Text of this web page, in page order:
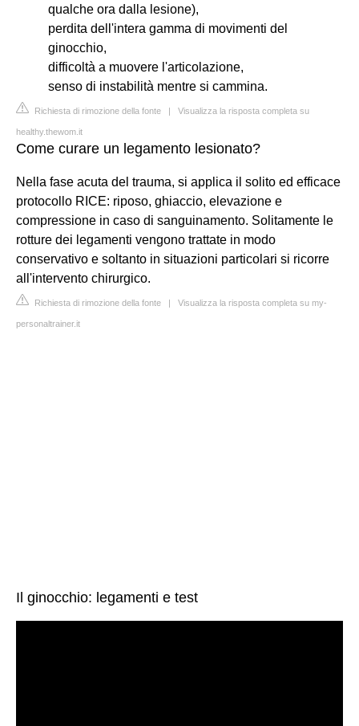
qualche ora dalla lesione),
perdita dell'intera gamma di movimenti del
ginocchio,
difficoltà a muovere l'articolazione,
senso di instabilità mentre si cammina.
Richiesta di rimozione della fonte | Visualizza la risposta completa su
healthy.thewom.it
Come curare un legamento lesionato?
Nella fase acuta del trauma, si applica il solito ed efficace
protocollo RICE: riposo, ghiaccio, elevazione e
compressione in caso di sanguinamento. Solitamente le
rotture dei legamenti vengono trattate in modo
conservativo e soltanto in situazioni particolari si ricorre
all'intervento chirurgico.
Richiesta di rimozione della fonte | Visualizza la risposta completa su my-
personaltrainer.it
Il ginocchio: legamenti e test